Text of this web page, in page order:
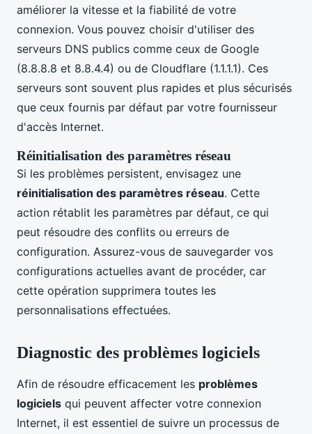
améliorer la vitesse et la fiabilité de votre
connexion. Vous pouvez choisir d'utiliser des
serveurs DNS publics comme ceux de Google
(8.8.8.8 et 8.8.4.4) ou de Cloudflare (1.1.1.1). Ces
serveurs sont souvent plus rapides et plus sécurisés
que ceux fournis par défaut par votre fournisseur
d'accès Internet.
Réinitialisation des paramètres réseau
Si les problèmes persistent, envisagez une
réinitialisation des paramètres réseau. Cette
action rétablit les paramètres par défaut, ce qui
peut résoudre des conflits ou erreurs de
configuration. Assurez-vous de sauvegarder vos
configurations actuelles avant de procéder, car
cette opération supprimera toutes les
personnalisations effectuées.
Diagnostic des problèmes logiciels
Afin de résoudre efficacement les problèmes
logiciels qui peuvent affecter votre connexion
Internet, il est essentiel de suivre un processus de